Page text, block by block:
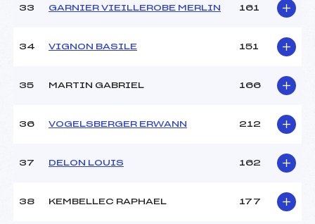
33 GARNIER VIEILLEROBE MERLIN 161
34 VIGNON BASILE 151
35 MARTIN GABRIEL 166
36 VOGELSBERGER ERWANN 212
37 DELON LOUIS 162
38 KEMBELLEC RAPHAEL 177